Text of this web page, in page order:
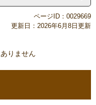
ページID：0029669
更新日：2026年6月8日更新
りません